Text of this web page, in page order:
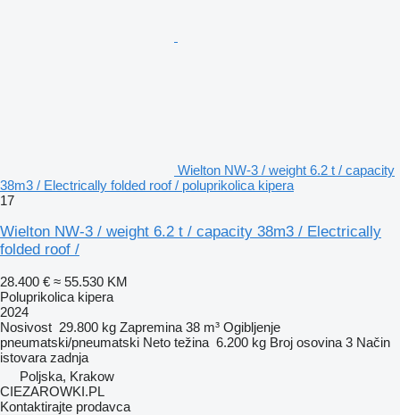
Wielton NW-3 / weight 6.2 t / capacity
38m3 / Electrically folded roof / poluprikolica kipera
17
Wielton NW-3 / weight 6.2 t / capacity 38m3 / Electrically
folded roof /
28.400 € ≈ 55.530 KM
Poluprikolica kipera
2024
Nosivost 29.800 kg Zapremina 38 m³ Ogibljenje
pneumatski/pneumatski Neto težina 6.200 kg Broj osovina 3 Način
istovara zadnja
Poljska, Krakow
CIEZAROWKI.PL
Kontaktirajte prodavca